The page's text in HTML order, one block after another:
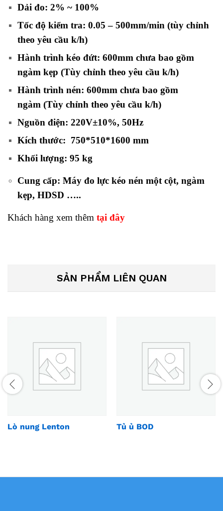
Dải đo: 2% ~ 100%
Tốc độ kiểm tra: 0.05 – 500mm/min (tùy chỉnh
theo yêu cầu k/h)
Hành trình kéo đứt: 600mm chưa bao gồm
ngàm kẹp (Tùy chỉnh theo yêu cầu k/h)
Hành trình nén: 600mm chưa bao gồm
ngàm (Tùy chỉnh theo yêu cầu k/h)
Nguồn điện: 220V±10%, 50Hz
Kích thước: 750*510*1600 mm
Khối lượng: 95 kg
Cung cấp: Máy đo lực kéo nén một cột, ngàm
kẹp, HDSD …..
Khách hàng xem thêm tại đây
SẢN PHẨM LIÊN QUAN
Lò nung Lenton Tủ ủ BOD